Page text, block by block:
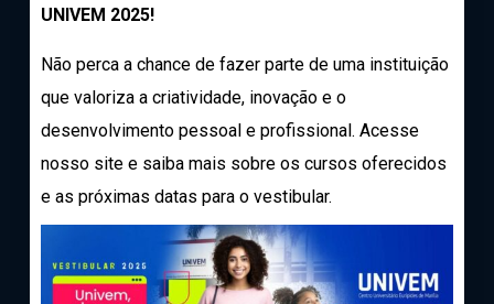
UNIVEM 2025!
Não perca a chance de fazer parte de uma instituição
que valoriza a criatividade, inovação e o
desenvolvimento pessoal e profissional. Acesse
nosso site e saiba mais sobre os cursos oferecidos
e as próximas datas para o vestibular.